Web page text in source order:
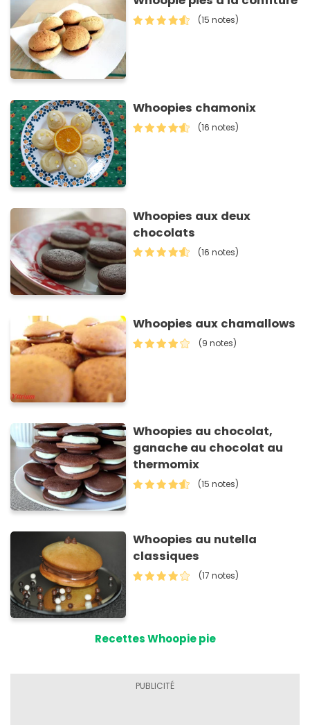
(15 notes)
Whoopies chamonix
(16 notes)
Whoopies aux deux
chocolats
(16 notes)
Whoopies aux chamallows
(9 notes)
Whoopies au chocolat,
ganache au chocolat au
thermomix
(15 notes)
Whoopies au nutella
classiques
(17 notes)
Recettes Whoopie pie